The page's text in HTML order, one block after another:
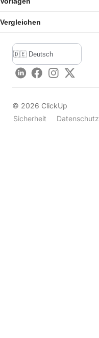
Vergleichen
LinkedInFacebook
Instagram
Twitter
© 2026 ClickUp
Sicherheit
Datenschutz